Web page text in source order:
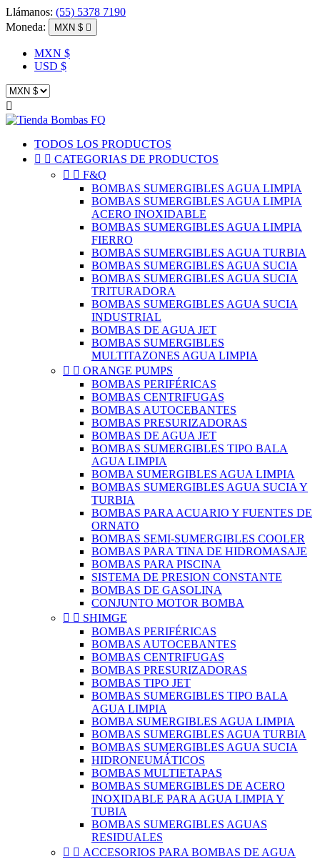
Llámanos: (55) 5378 7190
Moneda:
MXN $ 
MXN $
USD $

TODOS LOS PRODUCTOS
  CATEGORIAS DE PRODUCTOS
  F&Q
BOMBAS SUMERGIBLES AGUA LIMPIA
BOMBAS SUMERGIBLES AGUA LIMPIA
ACERO INOXIDABLE
BOMBAS SUMERGIBLES AGUA LIMPIA
FIERRO
BOMBAS SUMERGIBLES AGUA TURBIA
BOMBAS SUMERGIBLES AGUA SUCIA
BOMBAS SUMERGIBLES AGUA SUCIA
TRITURADORA
BOMBAS SUMERGIBLES AGUA SUCIA
INDUSTRIAL
BOMBAS DE AGUA JET
BOMBAS SUMERGIBLES
MULTITAZONES AGUA LIMPIA
  ORANGE PUMPS
BOMBAS PERIFÉRICAS
BOMBAS CENTRIFUGAS
BOMBAS AUTOCEBANTES
BOMBAS PRESURIZADORAS
BOMBAS DE AGUA JET
BOMBAS SUMERGIBLES TIPO BALA
AGUA LIMPIA
BOMBA SUMERGIBLES AGUA LIMPIA
BOMBAS SUMERGIBLES AGUA SUCIA Y
TURBIA
BOMBAS PARA ACUARIO Y FUENTES DE
ORNATO
BOMBAS SEMI-SUMERGIBLES COOLER
BOMBAS PARA TINA DE HIDROMASAJE
BOMBAS PARA PISCINA
SISTEMA DE PRESION CONSTANTE
BOMBAS DE GASOLINA
CONJUNTO MOTOR BOMBA
  SHIMGE
BOMBAS PERIFÉRICAS
BOMBAS AUTOCEBANTES
BOMBAS CENTRIFUGAS
BOMBAS PRESURIZADORAS
BOMBAS TIPO JET
BOMBAS SUMERGIBLES TIPO BALA
AGUA LIMPIA
BOMBA SUMERGIBLES AGUA LIMPIA
BOMBAS SUMERGIBLES AGUA TURBIA
BOMBAS SUMERGIBLES AGUA SUCIA
HIDRONEUMÁTICOS
BOMBAS MULTIETAPAS
BOMBAS SUMERGIBLES DE ACERO
INOXIDABLE PARA AGUA LIMPIA Y
TUBIA
BOMBAS SUMERGIBLES AGUAS
RESIDUALES
  ACCESORIOS PARA BOMBAS DE AGUA